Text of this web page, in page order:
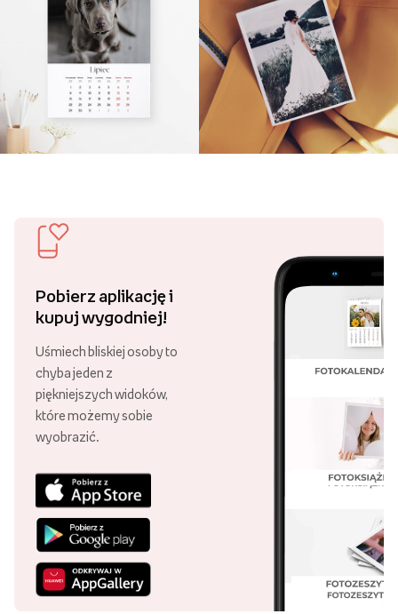
Pobierz aplikację i
kupuj wygodniej!
Uśmiech bliskiej osoby to
chyba jeden z
piękniejszych widoków,
które możemy sobie
wyobrazić.